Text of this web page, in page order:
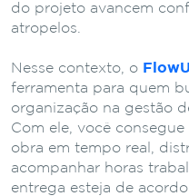
do projeto avancem
atropelos.
Nesse contexto, o
ferramenta para quem
organização na gestão
Com ele, você
obra em tempo real,
acompanhar horas
entrega esteja de